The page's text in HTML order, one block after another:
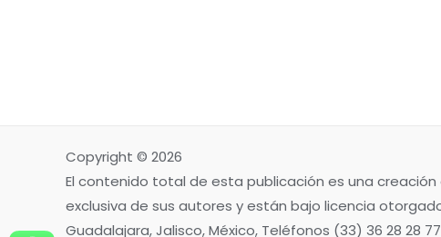
Copyright © 2026
El contenido total de esta publicación es una creación
exclusiva de sus autores y están bajo licencia
Guadalajara, Jalisco, México, Teléfonos (33) 36 28 28